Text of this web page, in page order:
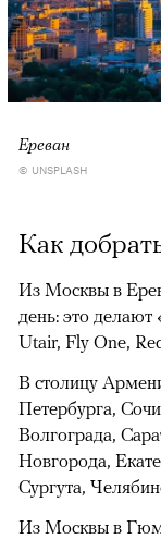
Ереван
© UNSPLASH
Как
Из Москвы в
день: это
Utair, Fly One,
В столицу
Петербурга,
Волгограда,
Новгорода,
Сургута,
Из Москвы в